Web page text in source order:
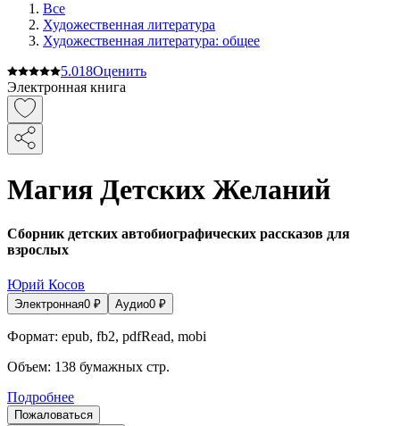
Все
Художественная литература
Художественная литература: общее
5.018Оценить
Электронная книга
Магия Детских Желаний
Сборник детских автобиографических рассказов для
взрослых
Юрий Косов
Электронная0 ₽ Аудио0 ₽
Формат: epub, fb2, pdfRead, mobi
Объем: 138 бумажных стр.
Подробнее
Пожаловаться